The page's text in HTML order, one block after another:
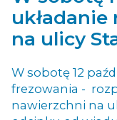
na ulicy
W sobotę 12
frezowania -
nawierzchni na